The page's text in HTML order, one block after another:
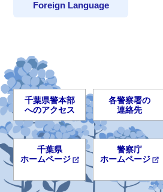
Foreign Language
千葉県警本部
へのアクセス
各警察署の
連絡先
千葉県
ホームページ
警察庁
ホームページ